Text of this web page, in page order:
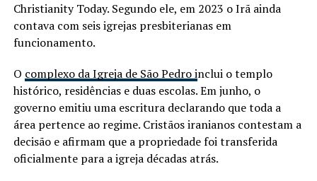
Christianity Today. Segundo ele, em 2023 o Irã ainda
contava com seis igrejas presbiterianas em
funcionamento.
O complexo da Igreja de São Pedro inclui o templo
histórico, residências e duas escolas. Em junho, o
governo emitiu uma escritura declarando que toda a
área pertence ao regime. Cristãos iranianos contestam a
decisão e afirmam que a propriedade foi transferida
oficialmente para a igreja décadas atrás.